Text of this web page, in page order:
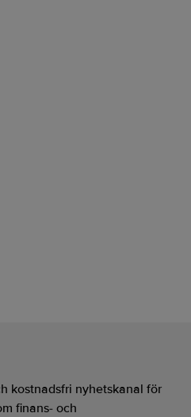
kostnadsfri nyhetskanal för
finans- och